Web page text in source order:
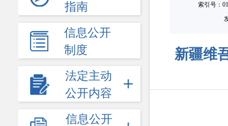
指南
信息公开
制度
法定主动
公开内容
信息公开
索引号：
新疆维